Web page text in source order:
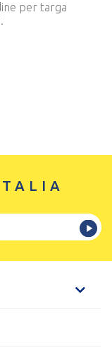
per targa